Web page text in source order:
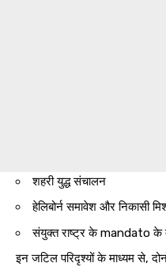
शहरी युद्ध संचालन
हेलिबोर्न समावेश और निकासी
संयुक्त राष्ट्र के mandato के
इन जटिल परिदृश्यों के माध्यम से,